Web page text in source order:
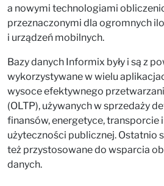
a nowymi technologiami
przeznaczonymi dla ogromnych
i urządzeń mobilnych.
Bazy danych Informix były i są z
wykorzystywane w wielu
wysoce efektywnego
(OLTP), używanych w sprzedaży
finansów, energetyce, transporcie i
użyteczności publicznej. Ostatnio
też przystosowane do wsparcia
danych.